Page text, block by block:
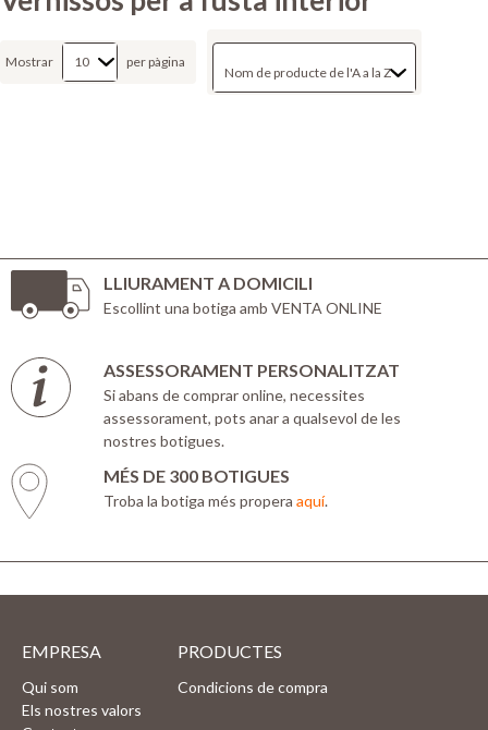
Mostrar per pàgina
LLIURAMENT A DOMICILI
Escollint una botiga amb VENTA ONLINE
ASSESSORAMENT PERSONALITZAT
Si abans de comprar online, necessites
assessorament, pots anar a qualsevol de les
nostres botigues.
MÉS DE 300 BOTIGUES
Troba la botiga més propera aquí.
EMPRESA
Qui som
Els nostres valors
PRODUCTES
Condicions de compra